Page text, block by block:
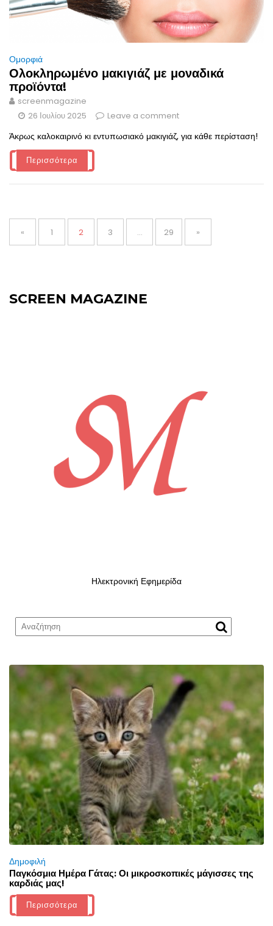
Ομορφιά
Ολοκληρωμένο μακιγιάζ με μοναδικά
προϊόντα!
screenmagazine
26 Ιουλίου 2025
Leave a comment
Άκρως καλοκαιρινό κι εντυπωσιακό μακιγιάζ, για κάθε περίσταση!
Περισσότερα
Σελιδοποίηση
άρθρων
« Page
1 Page
2 Page
3 … Page
29 »
SCREEN MAGAZINE
Ηλεκτρονική Εφημερίδα
Δημοφιλή
Παγκόσμια Ημέρα Γάτας: Οι μικροσκοπικές μάγισσες της
καρδιάς μας!
Περισσότερα